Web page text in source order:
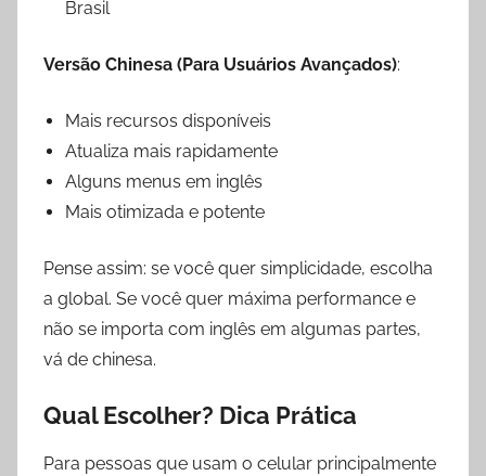
Brasil
Versão Chinesa (Para Usuários Avançados):
Mais recursos disponíveis
Atualiza mais rapidamente
Alguns menus em inglês
Mais otimizada e potente
Pense assim: se você quer simplicidade, escolha
a global. Se você quer máxima performance e
não se importa com inglês em algumas partes,
vá de chinesa.
Qual Escolher? Dica Prática
Para pessoas que usam o celular principalmente